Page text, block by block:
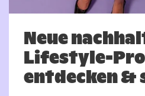
Neue
Lifestyle-
entdecken &